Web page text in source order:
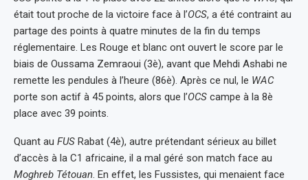
était tout proche de la victoire face à l’OCS, a été contraint au
partage des points à quatre minutes de la fin du temps
réglementaire. Les Rouge et blanc ont ouvert le score par le
biais de Oussama Zemraoui (3è), avant que Mehdi Ashabi ne
remette les pendules à l’heure (86è). Après ce nul, le WAC
porte son actif à 45 points, alors que l’OCS campe à la 8è
place avec 39 points.
Quant au FUS Rabat (4è), autre prétendant sérieux au billet
d’accès à la C1 africaine, il a mal géré son match face au
Moghreb Tétouan. En effet, les Fussistes, qui menaient face